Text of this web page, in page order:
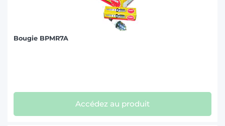
Bougie BPMR7A
Accédez au produit